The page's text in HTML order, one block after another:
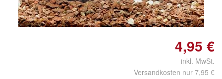
4,95 €
inkl. MwSt.
Versandkosten nur 7,95 €